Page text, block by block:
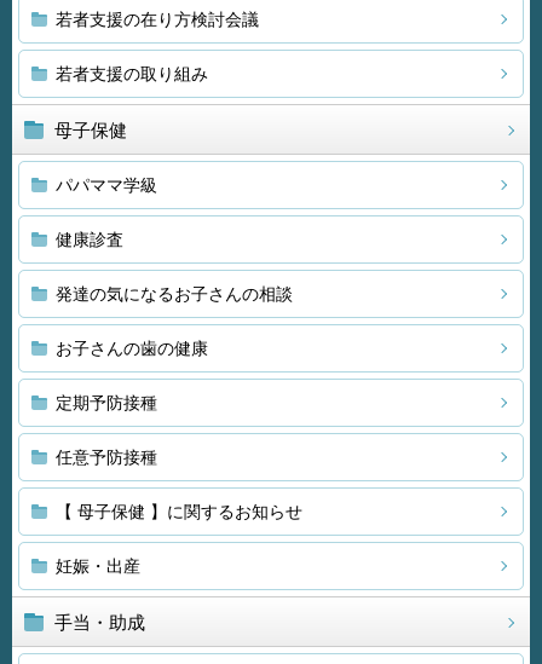
若者支援の在り方検討会議
若者支援の取り組み
母子保健
パパママ学級
健康診査
発達の気になるお子さんの相談
お子さんの歯の健康
定期予防接種
任意予防接種
【 母子保健 】に関するお知らせ
妊娠・出産
手当・助成